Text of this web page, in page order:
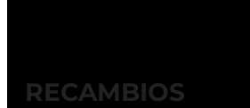
RECAMBIOS